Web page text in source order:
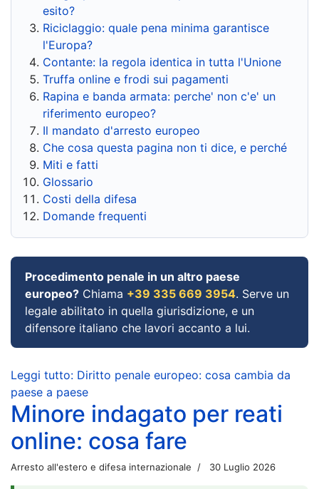
esito?
Riciclaggio: quale pena minima garantisce
l'Europa?
Contante: la regola identica in tutta l'Unione
Truffa online e frodi sui pagamenti
Rapina e banda armata: perche' non c'e' un
riferimento europeo?
Il mandato d'arresto europeo
Che cosa questa pagina non ti dice, e perché
Miti e fatti
Glossario
Costi della difesa
Domande frequenti
Procedimento penale in un altro paese
europeo? Chiama +39 335 669 3954. Serve un
legale abilitato in quella giurisdizione, e un
difensore italiano che lavori accanto a lui.
Leggi tutto: Diritto penale europeo: cosa cambia da
paese a paese
Minore indagato per reati
online: cosa fare
Arresto all'estero e difesa internazionale 30 Luglio 2026